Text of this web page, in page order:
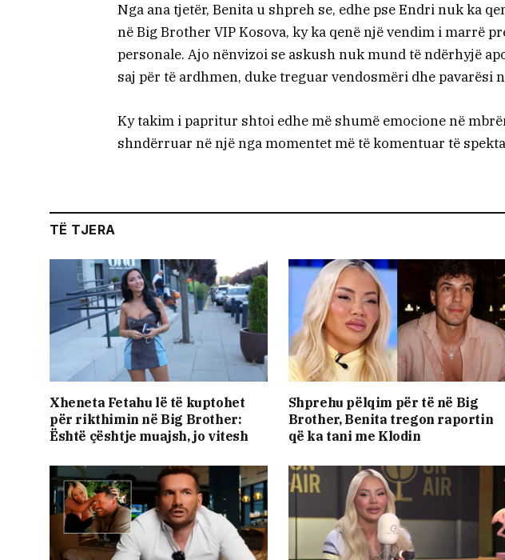
Nga ana tjetër, Benita u shpreh se, edhe pse Endri nuk ka
në Big Brother VIP Kosova, ky ka qenë një vendim i marrë
personale. Ajo nënvizoi se askush nuk mund të ndërhyjë
saj për të ardhmen, duke treguar vendosmëri dhe pavarësi
Ky takim i papritur shtoi edhe më shumë emocione në
shndërruar në një nga momentet më të komentuar të
TË TJERA
Xheneta Fetahu lë të kuptohet
për rikthimin në Big Brother:
Është çështje muajsh, jo vitesh
Shprehu pëlqim për të në Big
Brother, Benita tregon raportin
që ka tani me Klodin